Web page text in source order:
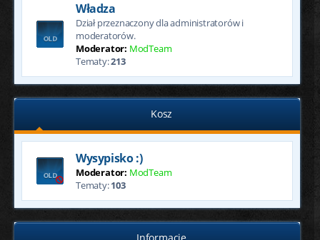
Władza
Dział przeznaczony dla administratorów i
moderatorów.
Moderator: ModTeam
Tematy:213
Kosz
Wysypisko :)
Moderator: ModTeam
Tematy:103